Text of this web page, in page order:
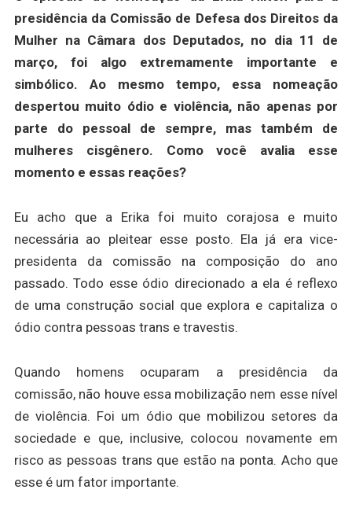
presidência da Comissão de Defesa dos Direitos da
Mulher na Câmara dos Deputados, no dia 11 de
março, foi algo extremamente importante e
simbólico. Ao mesmo tempo, essa nomeação
despertou muito ódio e violência, não apenas por
parte do pessoal de sempre, mas também de
mulheres cisgênero. Como você avalia esse
momento e essas reações?
Eu acho que a Erika foi muito corajosa e muito
necessária ao pleitear esse posto. Ela já era vice-
presidenta da comissão na composição do ano
passado. Todo esse ódio direcionado a ela é reflexo
de uma construção social que explora e capitaliza o
ódio contra pessoas trans e travestis.
Quando homens ocuparam a presidência da
comissão, não houve essa mobilização nem esse nível
de violência. Foi um ódio que mobilizou setores da
sociedade e que, inclusive, colocou novamente em
risco as pessoas trans que estão na ponta. Acho que
esse é um fator importante.